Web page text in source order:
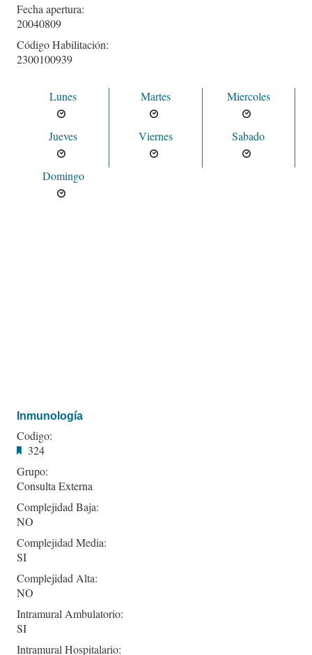
Fecha apertura:
20040809
Código Habilitación:
2300100939
Lunes Martes Miercoles
Jueves Viernes Sabado
Domingo
Inmunología
Codigo:
324
Grupo:
Consulta Externa
Complejidad Baja:
NO
Complejidad Media:
SI
Complejidad Alta:
NO
Intramural Ambulatorio:
SI
Intramural Hospitalario: